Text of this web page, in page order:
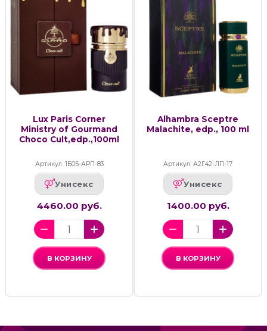
Lux Paris Corner
Ministry of Gourmand
Choco Cult,edp.,100ml
Артикул: 1Б05-АРП-83
Унисекс
4460.00 руб.
В КОРЗИНУ
Alhambra Sceptre
Malachite, edp., 100 ml
Артикул: А2Г42-ЛП-17
Унисекс
1400.00 руб.
В КОРЗИНУ